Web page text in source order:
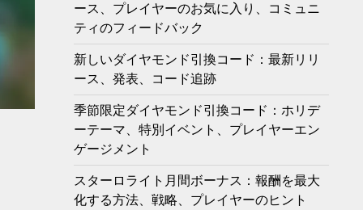
ース、プレイヤーのお気に入り、コミュニ
ティのフィードバック
新しいダイヤモンド引換コード：最新リリ
ース、発表、コード追跡
季節限定ダイヤモンド引換コード：ホリデ
ーテーマ、特別イベント、プレイヤーエン
ゲージメント
スターロライト月間ボーナス：報酬を最大
化する方法、戦略、プレイヤーのヒント